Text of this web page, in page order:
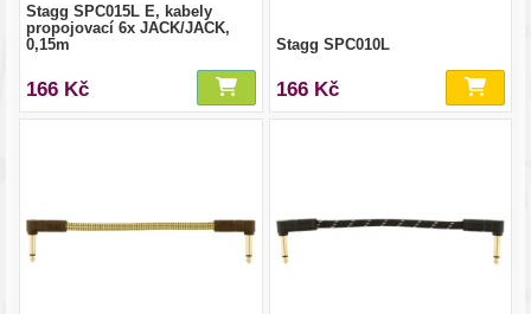
Stagg SPC015L E, kabely
propojovací 6x JACK/JACK,
0,15m
166 Kč
Stagg SPC010L
166 Kč